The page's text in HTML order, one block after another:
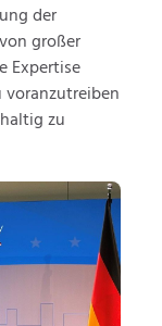
der
großer
Expertise
zu